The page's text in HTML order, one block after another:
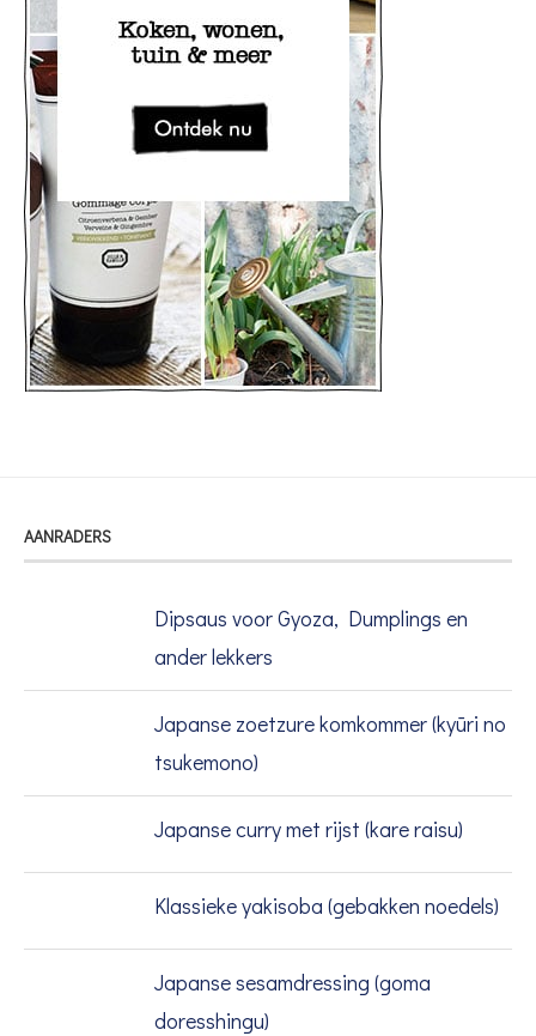
AANRADERS
Dipsaus voor Gyoza, Dumplings en
ander lekkers
Japanse zoetzure komkommer (kyūri no
tsukemono)
Japanse curry met rijst (kare raisu)
Klassieke yakisoba (gebakken noedels)
Japanse sesamdressing (goma
doresshingu)